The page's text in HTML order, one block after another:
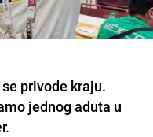
privode kraju.
jednog aduta u